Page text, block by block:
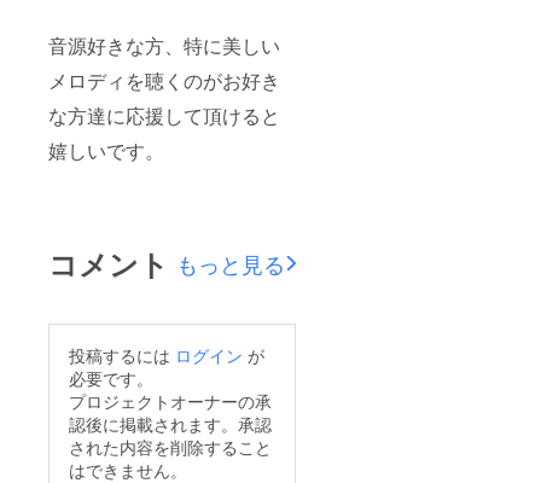
音源好きな方、特に美しい
メロディを聴くのがお好き
な方達に応援して頂けると
嬉しいです。
コメント もっと見る
投稿するには ログイン が
必要です。
プロジェクトオーナーの承
認後に掲載されます。承認
された内容を削除すること
はできません。